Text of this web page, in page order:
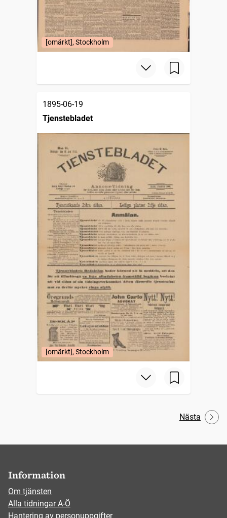
[omärkt], Stockholm
1895-06-19
Tjenstebladet
[omärkt], Stockholm
Nästa
Information
Om tjänsten
Alla tidningar A-Ö
Hantering av personuppgifter